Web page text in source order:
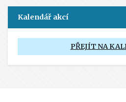
Kalendář akcí
PŘEJÍT NA